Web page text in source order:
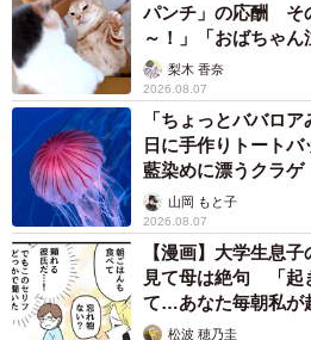
パンチ」の応酬 そ
～！」「おばちゃん
梨木 香奈
2026.08.07
「ちょっとババロ
日に手作りトート
藍染めに漂うクラ
ごい」山岡 もと子
2026.08.07
【漫画】大学生息
見て母は絶句 「起
て…あなた毎朝私が
松波 穂乃圭